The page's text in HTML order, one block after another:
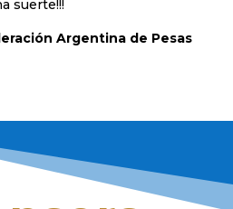
suerte!!!
Argentina de Pesas